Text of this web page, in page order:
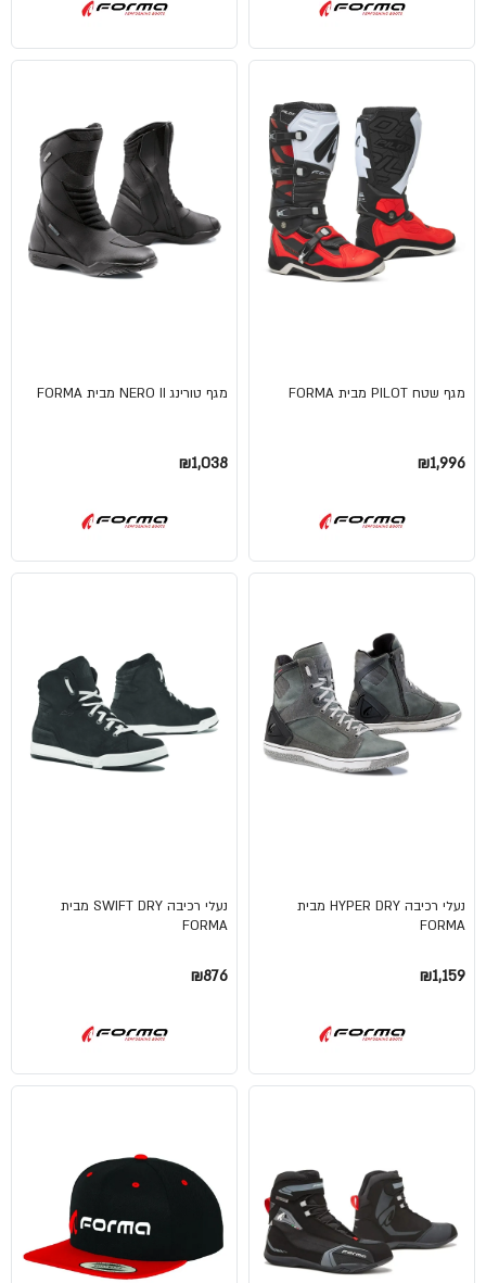
מגף שטח PILOT מבית FORMA
₪1,996
מגף טורינג NERO II מבית FORMA
₪1,038
נעלי רכיבה HYPER DRY מבית
FORMA
₪1,159
נעלי רכיבה SWIFT DRY מבית
FORMA
₪876